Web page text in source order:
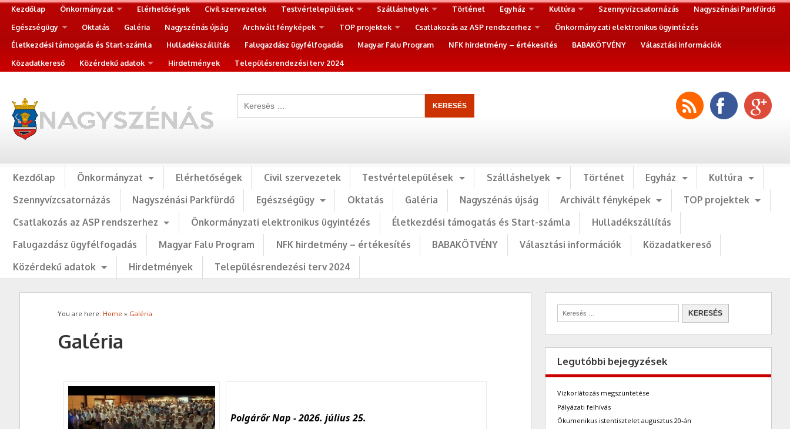
Kezdőlap Önkormányzat Elérhetőségek Civil szervezetek Testvértelepülések Szálláshelyek Történet Egyház Kultúra Szennyvízcsatornázás
Nagyszénási Parkfürdő
Egészségügy
Oktatás Galéria Nagyszénás újság Archivált fényképek TOP projektek Csatlakozás az ASP rendszerhez
Önkormányzati elektronikus ügyintézés
Életkezdési támogatás és Start-számla
Hulladékszállítás Falugazdász ügyfélfogadás Magyar Falu Program NFK hirdetmény – értékesítés BABAKÖTVÉNY
Választási információk
Közadatkereső
Közérdekű adatok Hirdetmények Településrendezési terv 2024
Kezdőlap Önkormányzat Elérhetőségek Civil szervezetek Testvértelepülések Szálláshelyek Történet Egyház
Kultúra
Szennyvízcsatornázás
Nagyszénási Parkfürdő Egészségügy Oktatás Galéria Nagyszénás újság Archivált fényképek
TOP projektek
Csatlakozás az ASP rendszerhez
Önkormányzati elektronikus ügyintézés Életkezdési támogatás és Start-számla
Hulladékszállítás
Falugazdász ügyfélfogadás
Magyar Falu Program NFK hirdetmény – értékesítés BABAKÖTVÉNY Választási információk
Közadatkereső
Közérdekű adatok
Hirdetmények Településrendezési terv 2024
You are here: Home » Galéria
Galéria
Polgárőr Nap - 2026. július 25.
Legutóbbi bejegyzések
Vízkorlátozás megszüntetése
Pályázati felhívás
Ökumenikus istentisztelet augusztus 20-án